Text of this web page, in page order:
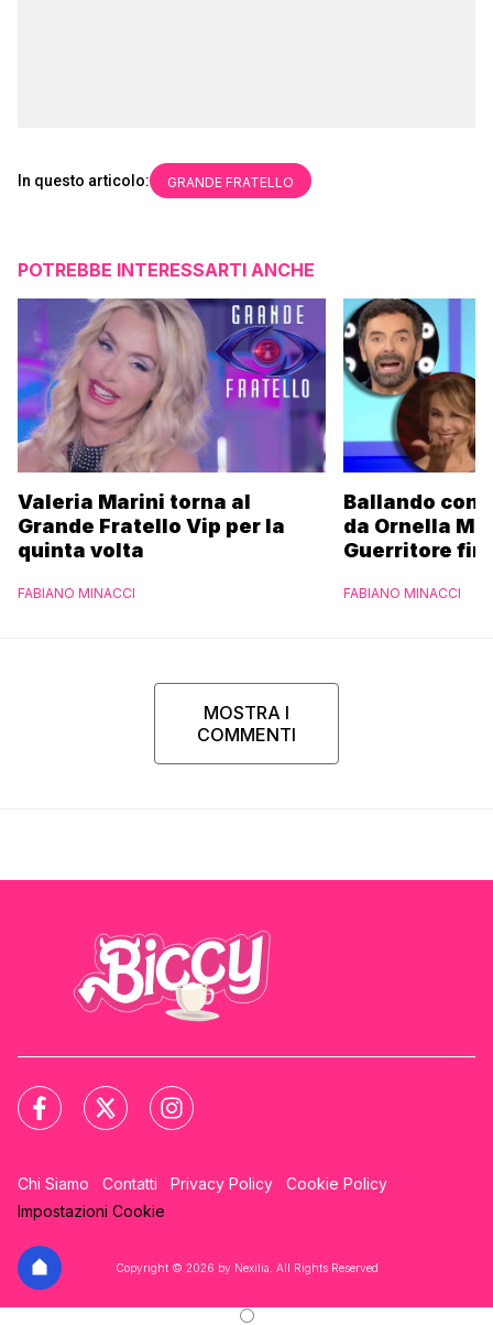
In questo articolo: GRANDE FRATELLO
POTREBBE INTERESSARTI ANCHE
Valeria Marini torna al
Grande Fratello Vip per la
quinta volta
FABIANO MINACCI
Ballando con
da Ornella
Guerritore
l’esclusiva di
FABIANO MINACCI
MOSTRA I
COMMENTI
Chi Siamo Contatti Privacy Policy
Cookie Policy
Impostazioni Cookie
Copyright © 2026 by Nexilia. All Rights Reserved